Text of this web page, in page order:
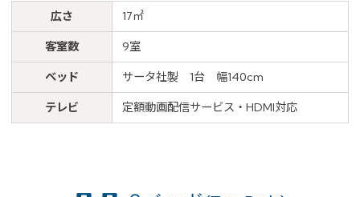
You can see the FAQ as follows.
FAQs
Close
広さ 17㎡
客室数 9室
ベッド サータ社製 1台 幅140cm
テレビ 定額動画配信サービス・HDMI対応